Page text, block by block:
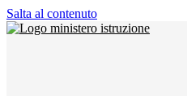
Salta al contenuto